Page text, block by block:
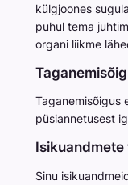
külgjoones
puhul tema
organi liikme
Taganemisõigus
püsiannetusest
Isikuandmete
Sinu